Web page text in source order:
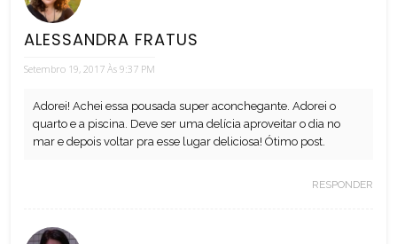
ALESSANDRA FRATUS
Setembro 19, 2017 Às 9:37 PM
Adorei! Achei essa pousada super aconchegante. Adorei o
quarto e a piscina. Deve ser uma delícia aproveitar o dia no
mar e depois voltar pra esse lugar deliciosa! Ótimo post.
RESPONDER